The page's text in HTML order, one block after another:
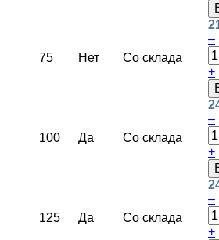
75 Нет Со склада
–
+
100 Да Со склада
–
+
125 Да Со склада
–
+